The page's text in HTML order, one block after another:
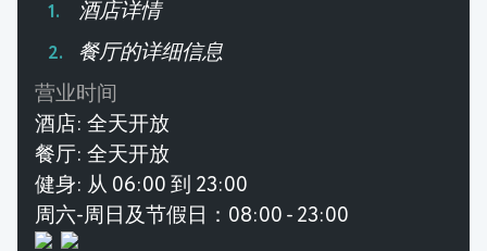
酒店详情
餐厅的详细信息
营业时间
酒店: 全天开放
餐厅: 全天开放
健身: 从 06:00 到 23:00
周六-周日及节假日：08:00 - 23:00